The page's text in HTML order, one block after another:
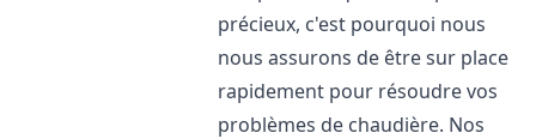
précieux, c'est pourquoi nous
nous assurons de être sur place
rapidement pour résoudre vos
problèmes de chaudière. Nos